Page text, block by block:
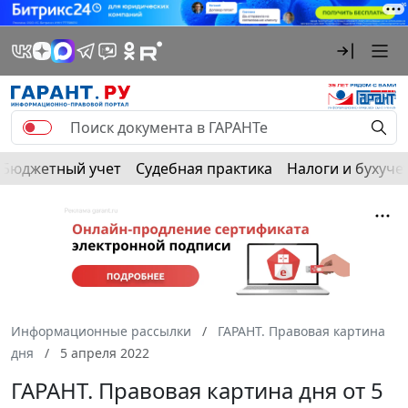
Бюджетный учет Судебная практика Налоги и
Информационные рассылки
ГАРАНТ. Правовая картина
дня
5 апреля 2022
ГАРАНТ. Правовая картина дня от 5